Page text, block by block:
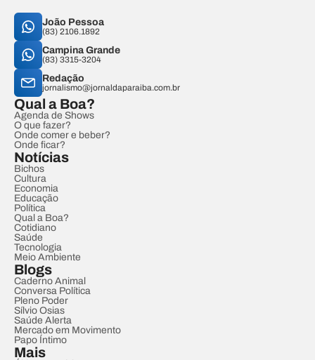
João Pessoa
(83) 2106.1892
Campina Grande
(83) 3315-3204
Redação
jornalismo@jornaldaparaiba.com.br
Qual a Boa?
Agenda de Shows
O que fazer?
Onde comer e beber?
Onde ficar?
Notícias
Bichos
Cultura
Economia
Educação
Política
Qual a Boa?
Cotidiano
Saúde
Tecnologia
Meio Ambiente
Blogs
Caderno Animal
Conversa Política
Pleno Poder
Sílvio Osias
Saúde Alerta
Mercado em Movimento
Papo Íntimo
Mais